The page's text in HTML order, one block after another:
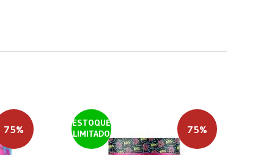
75%
ESTOQUE
LIMITADO
75%